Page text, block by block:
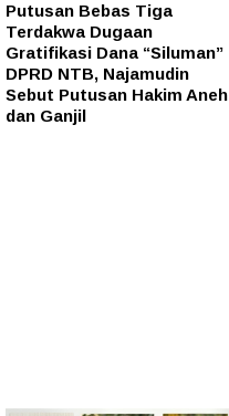
Putusan Bebas Tiga
Terdakwa Dugaan
Gratifikasi Dana “Siluman”
DPRD NTB, Najamudin
Sebut Putusan Hakim Aneh
dan Ganjil